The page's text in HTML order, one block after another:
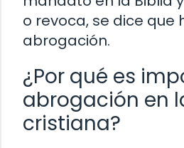
o revoca, se dice que
abrogación.
¿Por qué es
abrogación en
cristiana?